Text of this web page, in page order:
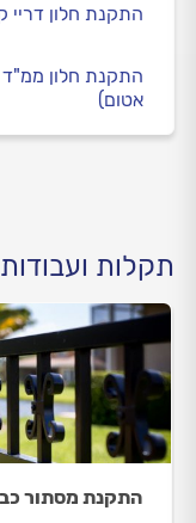
התקנת חלון דריי
התקנת חלון ממ"ד
אטום)
תקלות
התקנת מסתור